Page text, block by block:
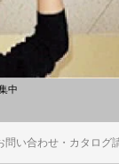
中
問い合わせ・カタログ